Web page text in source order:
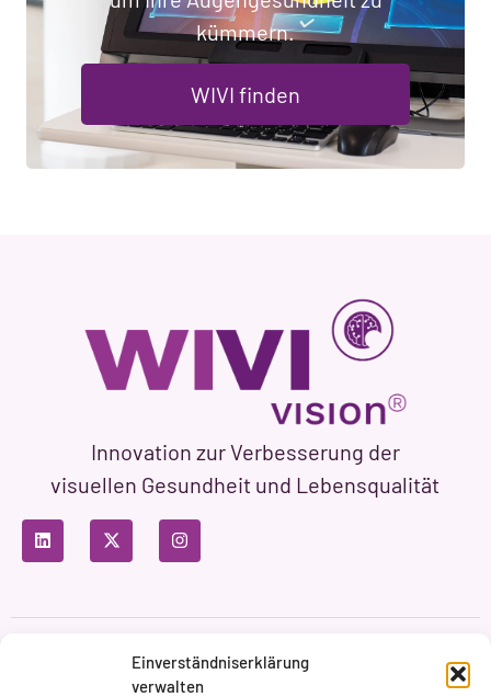
Einverständniserklärung
verwalten
kümmern.
WIVI finden
Innovation zur Verbesserung der
visuellen Gesundheit und Lebensqualität
Datenschutzbestimmungen
Nutzungsbedingungen
Cookie-Richtlinie